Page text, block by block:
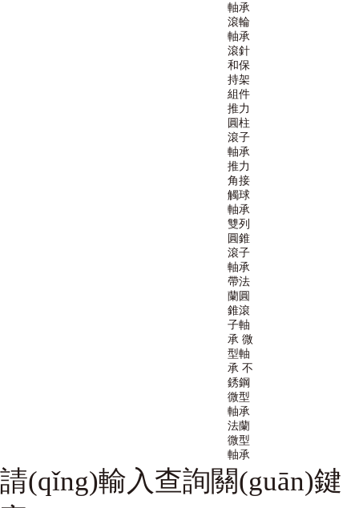
軸承
滾輪
軸承
滾針
和保
持架
組件
推力
圓柱
滾子
軸承
推力
角接
觸球
軸承
雙列
圓錐
滾子
軸承
帶法
蘭圓
錐滾
子軸
承 微
型軸
承 不
銹鋼
微型
軸承
法蘭
微型
軸承
請(qǐng)輸入查詢關(guān)鍵